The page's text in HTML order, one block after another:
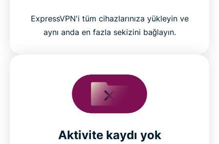
ExpressVPN'i tüm cihazlarınıza yükleyin ve
aynı anda en fazla sekizini bağlayın.
Aktivite kaydı yok